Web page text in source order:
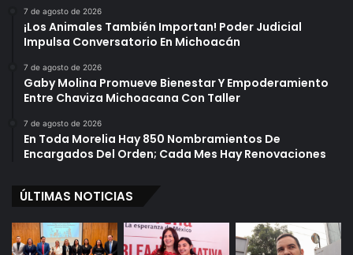
7 de agosto de 2026
¡Los Animales También Importan! Poder Judicial
Impulsa Conversatorio En Michoacán
7 de agosto de 2026
Gaby Molina Promueve Bienestar Y Empoderamiento
Entre Chaviza Michoacana Con Taller
7 de agosto de 2026
En Toda Morelia Hay 850 Nombramientos De
Encargados Del Orden; Cada Mes Hay Renovaciones
ÚLTIMAS NOTICIAS